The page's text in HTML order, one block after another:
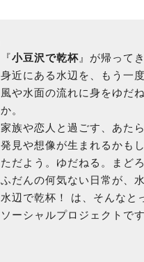
『小豆沢で乾杯』が帰って
身近にある水辺を、もう一
風や水面の流れに身をゆだ
か。
家族や恋人と過ごす、あた
発見や想像が生まれるかもし
ただよう。ゆだねる。まどろ
ふだんの何気ない日常が、
水辺で乾杯！ は、そんなと
ソーシャルプロジェクトです